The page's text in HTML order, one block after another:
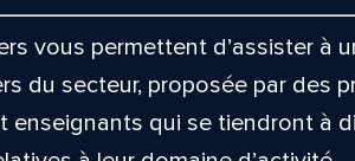
vous permettent d’assister à
du secteur, proposée par des
enseignants qui se tiendront à